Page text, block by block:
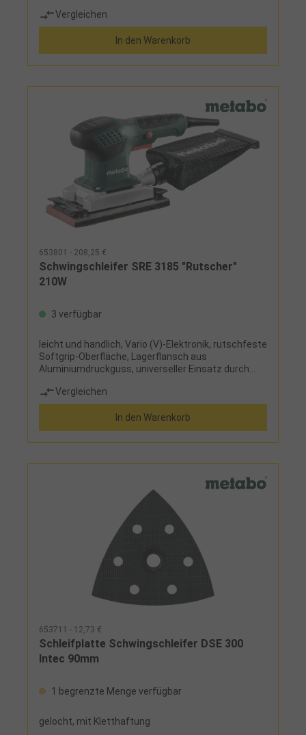
Vergleichen
In den Warenkorb
653801 - 208,25 €
Schwingschleifer SRE 3185 "Rutscher"
210W
3 verfügbar
leicht und handlich, Vario (V)-Elektronik, rutschfeste
Softgrip-Oberfläche, Lagerflansch aus
Aluminiumdruckguss, universeller Einsatz durch
durch Textil-
StaubbeutelLieferumfang:Schleifschuh 92 mm x
184 mm und Textil-Staubbeutel
Vergleichen
In den Warenkorb
653711 - 12,73 €
Schleifplatte Schwingschleifer DSE 300
Intec 90mm
1 begrenzte Menge verfügbar
gelocht, mit Kletthaftung